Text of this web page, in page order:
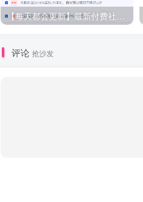
【每天都会更新】最新付费社群公众号文章
评论 抢沙发